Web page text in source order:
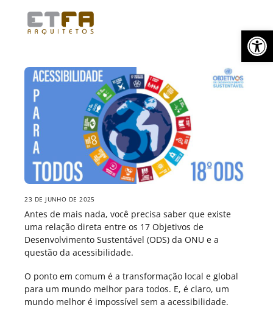
Abrir a barra de ferramentas
content
23 DE JUNHO DE 2025
Antes de mais nada, você precisa saber que existe
uma relação direta entre os 17 Objetivos de
Desenvolvimento Sustentável (ODS) da ONU e a
questão da acessibilidade.
O ponto em comum é a transformação local e global
para um mundo melhor para todos. E, é claro, um
mundo melhor é impossível sem a acessibilidade.